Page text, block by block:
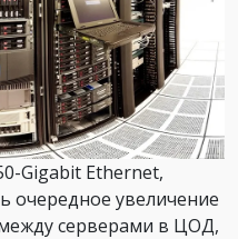
Gigabit Ethernet,
очередное увеличение
серверами в ЦОД,